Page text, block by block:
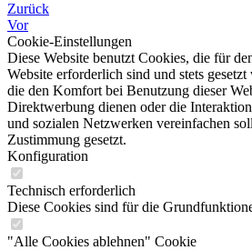
Zurück
Vor
Cookie-Einstellungen
Diese Website benutzt Cookies, die für
Website erforderlich sind und stets
die den Komfort bei Benutzung dieser
Direktwerbung dienen oder die
und sozialen Netzwerken vereinfachen
Zustimmung gesetzt.
Konfiguration
Technisch erforderlich
Diese Cookies sind für die
"Alle Cookies ablehnen" Cookie